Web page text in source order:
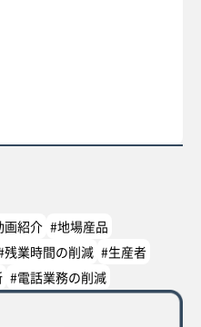
画紹介 #地場産品
残業時間の削減 #生産者
#電話業務の削減